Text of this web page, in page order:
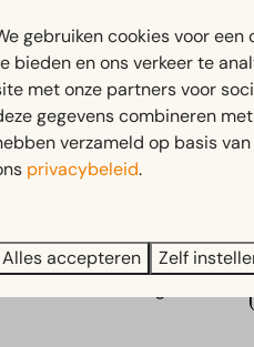
rust in ons
gebruik te maken van
gebruiken cookies voor
bieden en ons verkeer te
met onze partners voor
gegevens combineren
verzameld op basis
privacybeleid.
Alles accepteren Zelf